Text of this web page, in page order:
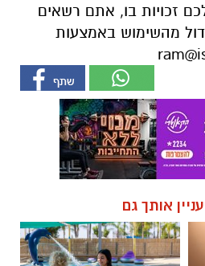
זכויות בו, אתם רשאים
מהשימוש באמצעות
אותך גם